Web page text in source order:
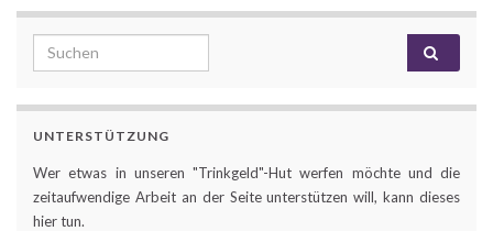
Search for:
UNTERSTÜTZUNG
Wer etwas in unseren "Trinkgeld"-Hut werfen möchte und die
zeitaufwendige Arbeit an der Seite unterstützen will, kann dieses
hier tun.